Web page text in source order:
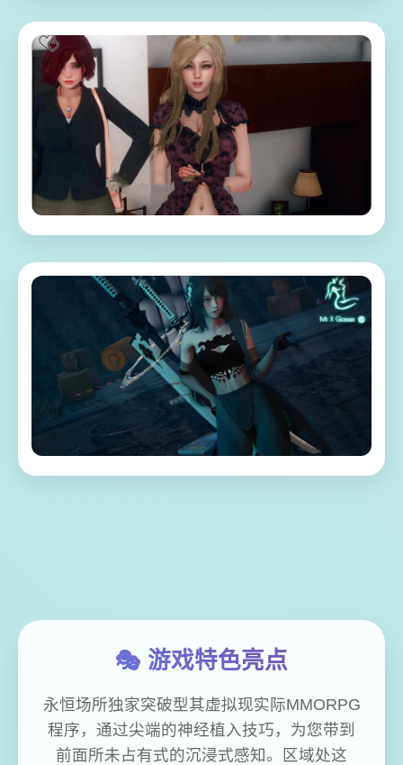
🎭 游戏特色亮点
永恒场所独家突破型其虚拟现实际MMORPG
程序，通过尖端的神经植入技巧，为您带到
前面所未占有式的沉浸式感知。区域处这